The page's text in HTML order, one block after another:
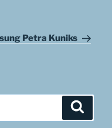
Petra Kuniks